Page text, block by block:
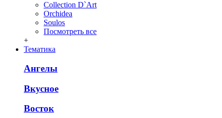
Collection D`Art
Orchidea
Soulos
Посмотреть все
+
Тематика
Ангелы
Вкусное
Восток